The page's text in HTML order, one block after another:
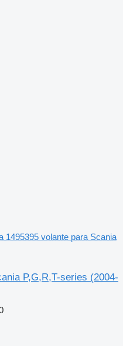
1495395 volante para Scania
P,G,R,T-series (2004-